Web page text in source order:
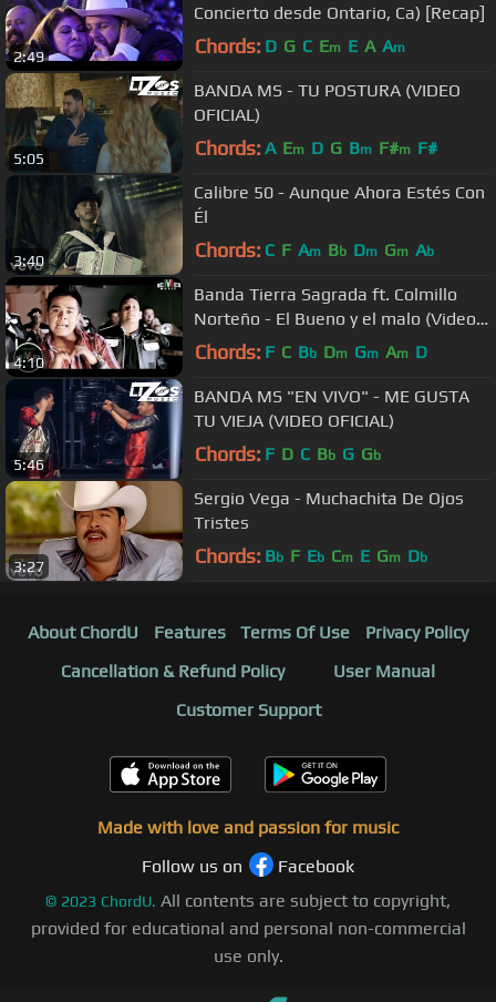
2:49
Concierto desde Ontario, Ca) [Recap]
Chords: D G C Em E A Am
5:05
BANDA MS - TU POSTURA (VIDEO
OFICIAL)
Chords: A Em D G Bm F#m F#
3:40
Calibre 50 - Aunque Ahora Estés Con
Él
Chords: C F Am Bb Dm Gm Ab
4:10
Banda Tierra Sagrada ft. Colmillo
Norteño - El Bueno y el malo (Video
Oficial)
Chords: F C Bb Dm Gm Am D
5:46
BANDA MS "EN VIVO" - ME GUSTA
TU VIEJA (VIDEO OFICIAL)
Chords: F D C Bb G Gb
3:27
Sergio Vega - Muchachita De Ojos
Tristes
Chords: Bb F Eb Cm E Gm Db
About ChordU Features Terms Of Use
Privacy Policy
Cancellation & Refund Policy
User Manual
Customer Support
Made with love and passion for music
Follow us on
Facebook
© 2023 ChordU. All contents are subject to copyright,
provided for educational and personal non-commercial
use only.